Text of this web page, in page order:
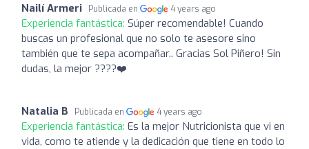
Nailí Armeri Publicada en 4 years ago
Experiencia fantástica: Súper recomendable! Cuando
buscas un profesional que no solo te asesore sino
también que te sepa acompañar.. Gracias Sol Piñero! Sin
dudas, la mejor ????❤️
Natalia B Publicada en 4 years ago
Experiencia fantástica: Es la mejor Nutricionista que vi en
vida, como te atiende y la dedicación que tiene en todo lo